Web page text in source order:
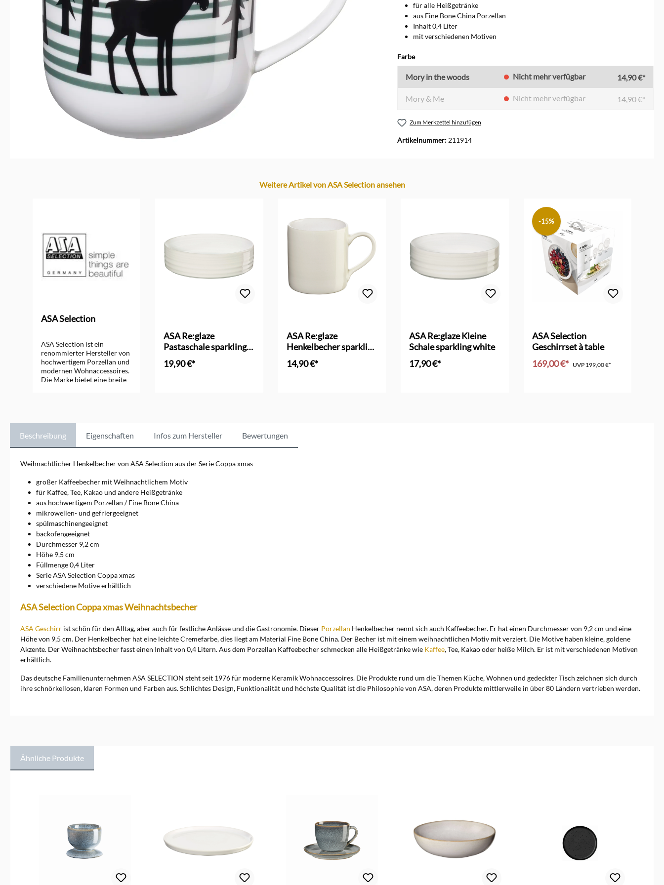
für alle Heißgetränke
aus Fine Bone China Porzellan
Inhalt 0,4 Liter
mit verschiedenen Motiven
Farbeauswählen
Mory in the woods Nicht mehr verfügbar 14,90 €*
Mory & Me Nicht mehr verfügbar 14,90 €*
Zum Merkzettel hinzufügen
Artikelnummer: 211914
Weitere Artikel von ASA Selection ansehen
ASA Selection
ASA Selection ist ein
renommierter Hersteller von
hochwertigem Porzellan und
modernen Wohnaccessoires.
Die Marke bietet eine breite
ASA Selection steht für
zeitlose Eleganz und
innovative Gestaltung, die
jedes Zuhause bereichern.
Die Kollektionen
umfassen&nbsp;Geschirr,
und vieles mehr, die sich
durch klare Linien und
schlichte Ästhetik
auszeichnen. Ob für den
täglichen Gebrauch oder
besondere Anlässe, ASA
Selection bietet für jeden
Geschmack das passende
Produkt. Entdecken Sie die
Vielfalt und Exklusivität von
ASA Selection und bringen
Sie zeitlose Schönheit in Ihr
Kontakt zu der Marke ist
möglich über ASA Selection
56203 Höhr-Grenzhausen,
shop@asa-selection.com
ASA Re:glaze
Pastaschale sparkling
white
19,90 €*
ASA Re:glaze
Henkelbecher sparkling
white
14,90 €*
ASA Re:glaze Kleine
Schale sparkling white
17,90 €*
-15%
ASA Selection
Geschirrset à table
169,00 €* UVP 199,00 €*
Beschreibung Eigenschaften Infos zum Hersteller Bewertungen
Weihnachtlicher Henkelbecher von ASA Selection aus der Serie Coppa xmas
großer Kaffeebecher mit Weihnachtlichem Motiv
für Kaffee, Tee, Kakao und andere Heißgetränke
aus hochwertigem Porzellan / Fine Bone China
mikrowellen- und gefriergeeignet
spülmaschinengeeignet
backofengeeignet
Durchmesser 9,2 cm
Höhe 9,5 cm
Füllmenge 0,4 Liter
Serie ASA Selection Coppa xmas
verschiedene Motive erhältlich
ASA Selection Coppa xmas Weihnachtsbecher
ASA Geschirr ist schön für den Alltag, aber auch für festliche Anlässe und die Gastronomie. Dieser Porzellan Henkelbecher nennt sich auch Kaffeebecher. Er hat einen Durchmesser von 9,2 cm und eine
Höhe von 9,5 cm. Der Henkelbecher hat eine leichte Cremefarbe, dies liegt am Material Fine Bone China. Der Becher ist mit einem weihnachtlichen Motiv mit verziert. Die Motive haben kleine, goldene
Akzente. Der Weihnachtsbecher fasst einen Inhalt von 0,4 Litern. Aus dem Porzellan Kaffeebecher schmecken alle Heißgetränke wie Kaffee, Tee, Kakao oder heiße Milch. Er ist mit verschiedenen Motiven
erhältlich.
Das deutsche Familienunternehmen ASA SELECTION steht seit 1976 für moderne Keramik Wohnaccessoires. Die Produkte rund um die Themen Küche, Wohnen und gedeckter Tisch zeichnen sich durch
ihre schnörkellosen, klaren Formen und Farben aus. Schlichtes Design, Funktionalität und höchste Qualität ist die Philosophie von ASA, deren Produkte mittlerweile in über 80 Ländern vertrieben werden.
Ähnliche Produkte